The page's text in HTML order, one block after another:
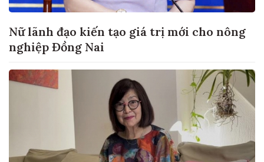
Nữ lãnh đạo kiến tạo giá trị mới cho nông
nghiệp Đồng Nai